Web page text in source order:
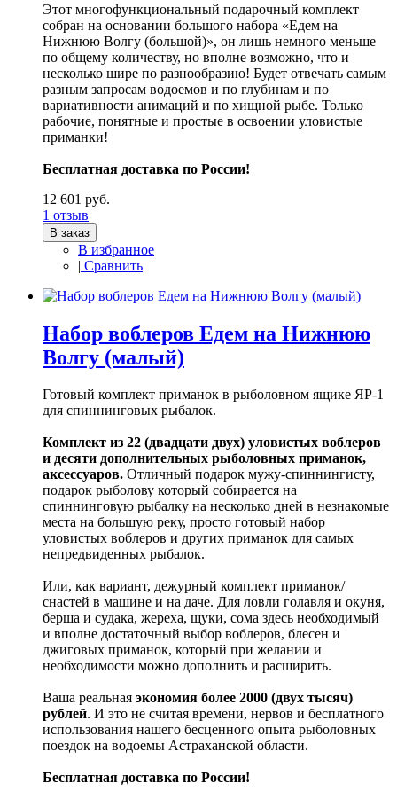
Этот многофункциональный подарочный комплект
собран на основании большого набора «Едем на
Нижнюю Волгу (большой)», он лишь немного меньше
по общему количеству, но вполне возможно, что и
несколько шире по разнообразию! Будет отвечать самым
разным запросам водоемов и по глубинам и по
вариативности анимаций и по хищной рыбе. Только
рабочие, понятные и простые в освоении уловистые
приманки!
Бесплатная доставка по России!
12 601 руб.
1 отзыв
В заказ
В избранное
| Сравнить
Набор воблеров Едем на Нижнюю
Волгу (малый)
Готовый комплект приманок в рыболовном ящике ЯР-1
для спиннинговых рыбалок.
Комплект из 22 (двадцати двух) уловистых воблеров
и десяти дополнительных рыболовных приманок,
аксессуаров. Отличный подарок мужу-спиннингисту,
подарок рыболову который собирается на
спиннинговую рыбалку на несколько дней в незнакомые
места на большую реку, просто готовый набор
уловистых воблеров и других приманок для самых
непредвиденных рыбалок.
Или, как вариант, дежурный комплект приманок/
снастей в машине и на даче. Для ловли голавля и окуня,
берша и судака, жереха, щуки, сома здесь необходимый
и вполне достаточный выбор воблеров, блесен и
джиговых приманок, который при желании и
необходимости можно дополнить и расширить.
Ваша реальная экономия более 2000 (двух тысяч)
рублей. И это не считая времени, нервов и бесплатного
использования нашего бесценного опыта рыболовных
поездок на водоемы Астраханской области.
Бесплатная доставка по России!